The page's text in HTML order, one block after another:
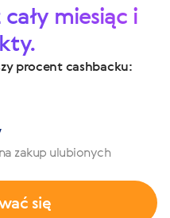
miesiąc i
procent cashbacku:
zakup ulubionych
się